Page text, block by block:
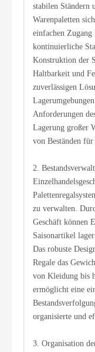
stabilen Ständern
Warenpaletten
einfachen
kontinuierliche
Konstruktion der
Haltbarkeit und
zuverlässigen
Anforderungen
Lagerung großer
von Beständen
2.
zu verwalten.
Geschäft können
Saisonartikel
Das robuste
Regale das
von Kleidung bis
ermöglicht eine
organisierte und
3. Organisation